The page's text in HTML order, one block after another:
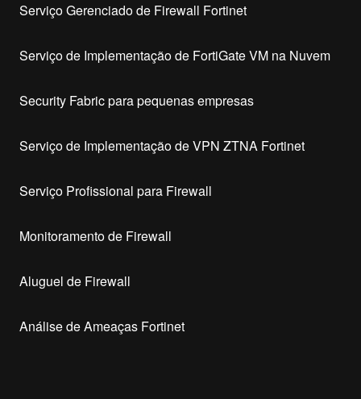
Serviço Gerenciado de Firewall Fortinet
Serviço de Implementação de FortiGate VM na Nuvem
Security Fabric para pequenas empresas
Serviço de Implementação de VPN ZTNA Fortinet
Serviço Profissional para Firewall
Monitoramento de Firewall
Aluguel de Firewall
Análise de Ameaças Fortinet